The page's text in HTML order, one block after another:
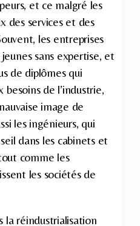
et ce malgré les
des services et des
les entreprises
sans expertise, et
de diplômes qui
besoins de l’industrie,
image de
les ingénieurs, qui
dans les cabinets et
comme les
les sociétés de
la réindustrialisation